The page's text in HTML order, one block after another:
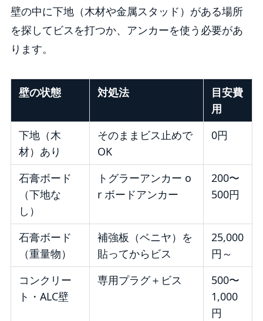
壁の中に下地（木材や金属スタッド）がある場所
を探してビスを打つか、アンカーを使う必要があ
ります。
壁の状態 対処法
目安費
用
下地（木
材）あり
そのままビス止めで
OK
0円
石膏ボード
（下地な
し）
トグラーアンカー o
r ボードアンカー
200〜
500円
石膏ボード
（重量物）
補強板（ベニヤ）を
貼ってからビス
25,000
円～
コンクリー
ト・ALC壁
専用プラグ＋ビス
500〜
1,000
円